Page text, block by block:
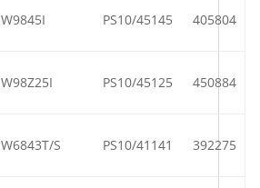
W9845I PS10/45145 405804
W98Z25I PS10/45125 450884
W6843T/S PS10/41141 392275